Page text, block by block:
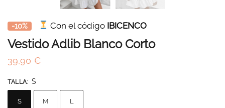
-10% Con el código IBICENCO
Vestido Adlib Blanco Corto
39,90 €
TALLA: S
S M L